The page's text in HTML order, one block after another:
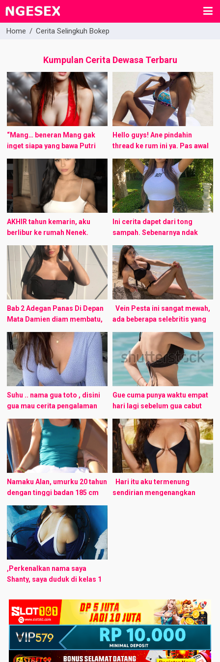
Home / Cerita Selingkuh Bokep
Kumpulan Cerita Dewasa Terbaru
“Mang… beneran Mang gak
inget siapa yang bawa Putri
waktu itu?”. “bener non… waktu
itu Mang Darso lagi ada di
dapur…”. “lho? terus gimana ...
Hello guys! Ane pindahin
thread ke rum ini ya. Pas awal
bikin menu ini gak muncul.
Maaf juga nih ane masih
newbie jadi masih ...
AKHIR tahun kemarin, aku
berlibur ke rumah Nenek.
Nenek tinggal di sebuah desa
yang agak terpencil. Seperti
layaknya kebayakan rumah di
desa, di belakang ...
Ini cerita dapet dari tong
sampah. Sebenarnya ndak
mau aku publish, karena
menurutku karya gagal. Tapi
gpp lah untuk mengisi
kekosongan. ———- Namaku
Rio. ...
Bab 2 Adegan Panas Di Depan
Mata Damien diam membatu,
sangat terkejut dengan apa
yang dia saksikan saat ini,
Tyler menyeringai sambil
terus menghujam ...
Vein Pesta ini sangat mewah,
ada beberapa selebritis yang
datang, beberapa pemain
sepak bola yang semuanya
ganteng-ganteng, ada
Fernando Torres dan juga
Morten ...
Suhu .. nama gua toto , disini
gua mau cerita pengalaman
pertama gw tertarik pada
lawan jenis kejadiannya usia
sekitar belasan tahun lalu
..sewaktu ...
Gue cuma punya waktu empat
hari lagi sebelum gua cabut
dari Jakarta. Beruntung Indra
gerak cepat, tiap tiga jam dia
kasih update info ke ...
Namaku Alan, umurku 20 tahun
dengan tinggi badan 185 cm
dan berat badan 82 kg. Aku kini
bekerja sebagai tukang tagih
di salah satu ...
Hari itu aku termenung
sendirian mengenangkan
,Perkenalkan nama saya
Shanty, saya duduk di kelas 1
Kini saya berumur 25 tahun,
menjanda, dan mempunyai
seorang ...